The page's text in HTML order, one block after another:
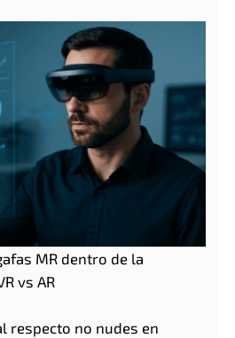
MR dentro de la
vs AR
respecto no nudes en